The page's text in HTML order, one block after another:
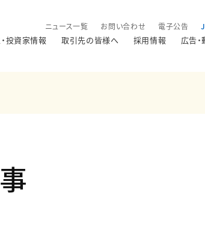
ニュース一覧 お問い合わせ 電子公告
投資家情報 取引先の皆様へ 採用情報 広告